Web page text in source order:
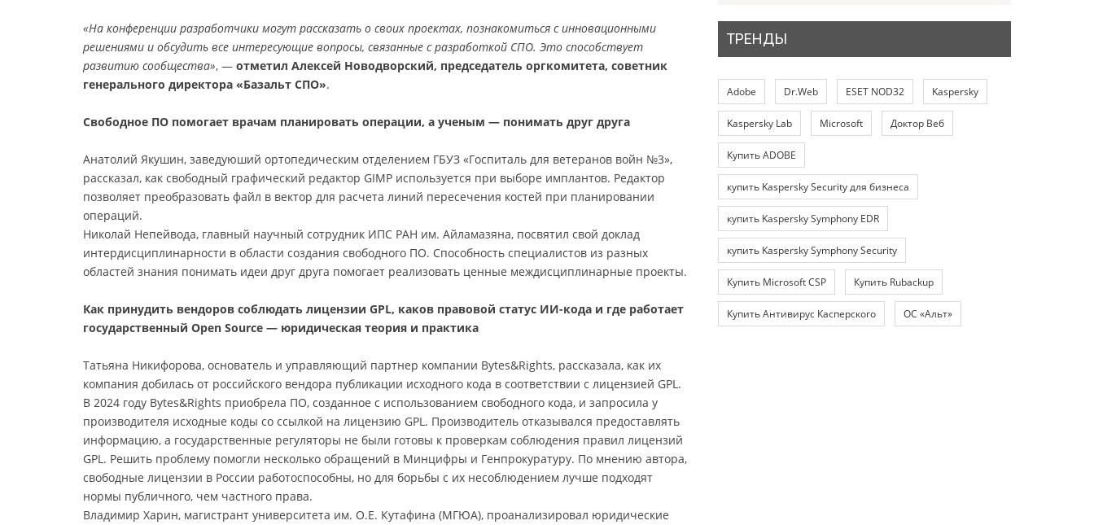
«На конференции разработчики могут рассказать о своих проектах, познакомиться с инновационными
решениями и обсудить все интересующие вопросы, связанные с разработкой СПО. Это способствует
развитию сообщества», — отметил Алексей Новодворский, председатель оргкомитета, советник
генерального директора «Базальт СПО».
Свободное ПО помогает врачам планировать операции, а ученым — понимать друг друга
Анатолий Якушин, заведуюший ортопедическим отделением ГБУЗ «Госпиталь для ветеранов войн №3»,
рассказал, как свободный графический редактор GIMP используется при выборе имплантов. Редактор
позволяет преобразовать файл в вектор для расчета линий пересечения костей при планировании
операций.
Николай Непейвода, главный научный сотрудник ИПС РАН им. Айламазяна, посвятил свой доклад
интердисциплинарности в области создания свободного ПО. Способность специалистов из разных
областей знания понимать идеи друг друга помогает реализовать ценные междисциплинарные проекты.
Как принудить вендоров соблюдать лицензии GPL, каков правовой статус ИИ-кода и где работает
государственный Open Source — юридическая теория и практика
Татьяна Никифорова, основатель и управляющий партнер компании Bytes&Rights, рассказала, как их
компания добилась от российского вендора публикации исходного кода в соответствии с лицензией GPL.
В 2024 году Bytes&Rights приобрела ПО, созданное с использованием свободного кода, и запросила у
производителя исходные коды со ссылкой на лицензию GPL. Производитель отказывался предоставлять
информацию, а государственные регуляторы не были готовы к проверкам соблюдения правил лицензий
GPL. Решить проблему помогли несколько обращений в Минцифры и Генпрокуратуру. По мнению автора,
свободные лицензии в России работоспособны, но для борьбы с их несоблюдением лучше подходят
нормы публичного, чем частного права.
Владимир Харин, магистрант университета им. О.Е. Кутафина (МГЮА), проанализировал юридические
ТРЕНДЫ
Adobe Dr.Web ESET NOD32 Kaspersky
Kaspersky Lab Microsoft Доктор Веб
Купить ADOBE
купить Kaspersky Security для бизнеса
купить Kaspersky Symphony EDR
купить Kaspersky Symphony Security
Купить Microsoft CSP Купить Rubackup
Купить Антивирус Касперского ОС «Альт»